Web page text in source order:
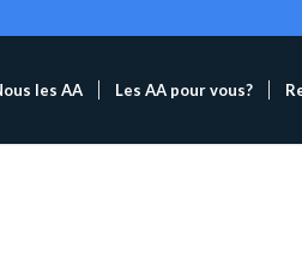
les AA Les AA pour vous?